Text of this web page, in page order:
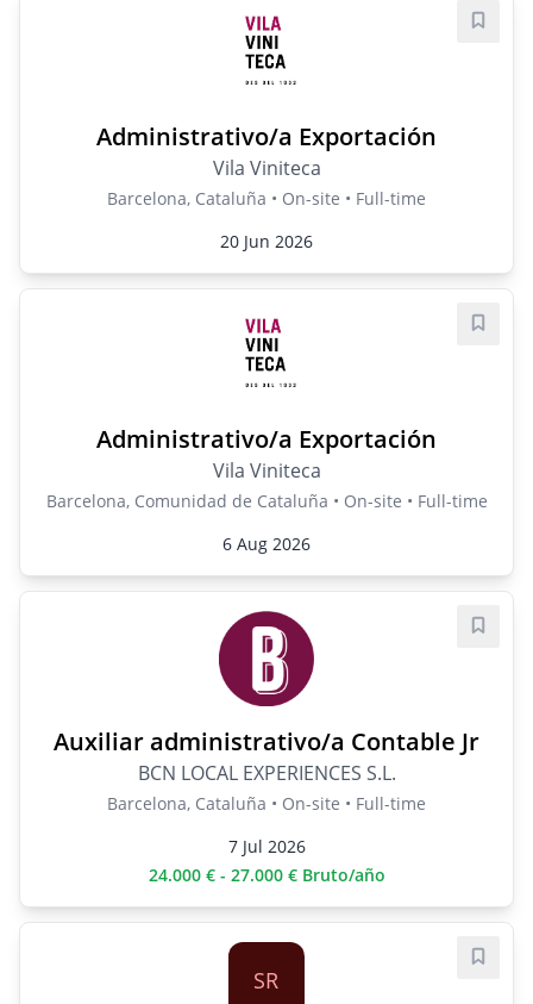
Administrativo/a Exportación
Vila Viniteca
Barcelona, Cataluña • On-site • Full-time
20 Jun 2026
Save
Administrativo/a Exportación
Vila Viniteca
Barcelona, Comunidad de Cataluña • On-site • Full-time
6 Aug 2026
Save
Auxiliar administrativo/a Contable Jr
BCN LOCAL EXPERIENCES S.L.
Barcelona, Cataluña • On-site • Full-time
7 Jul 2026
24.000 € - 27.000 € Bruto/año
Save
SR Save